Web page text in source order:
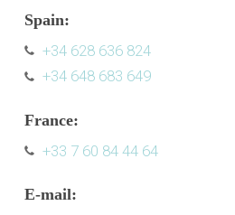
Spain:
+34 628 636 824
+34 648 683 649
France:
+33 7 60 84 44 64
E-mail: